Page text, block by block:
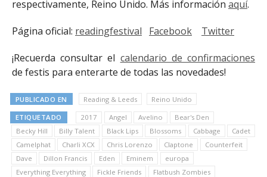
respectivamente, Reino Unido. Más información aquí.
Página oficial: readingfestival Facebook Twitter
¡Recuerda consultar el calendario de confirmaciones
de festis para enterarte de todas las novedades!
PUBLICADO EN Reading & Leeds Reino Unido
ETIQUETADO 2017 Angel Avelino
Bear's Den
Becky Hill
Billy Talent Black Lips Blossoms Cabbage
Cadet
Camelphat
Charli XCX Chris Lorenzo Claptone
Counterfeit
Dave
Dillon Francis Eden Eminem
europa
Everything Everything
Fickle Friends
Flatbush Zombies